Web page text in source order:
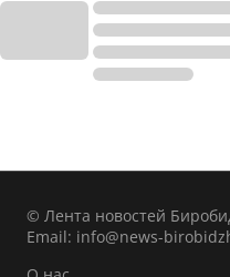
© Лента новостей
Email: info@news-